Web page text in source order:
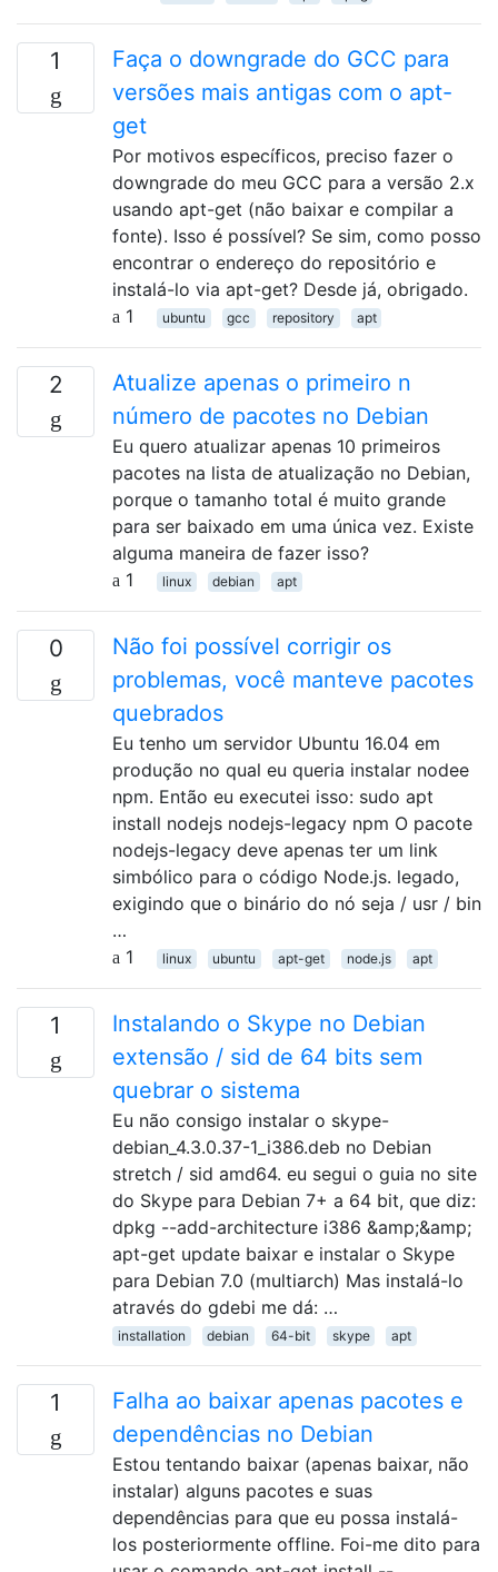
1
Faça o downgrade do GCC para
versões mais antigas com o apt-
get
Por motivos específicos, preciso fazer o
downgrade do meu GCC para a versão 2.x
usando apt-get (não baixar e compilar a
fonte). Isso é possível? Se sim, como posso
encontrar o endereço do repositório e
instalá-lo via apt-get? Desde já, obrigado.
1
ubuntu gcc repository apt
2
Atualize apenas o primeiro n
número de pacotes no Debian
Eu quero atualizar apenas 10 primeiros
pacotes na lista de atualização no Debian,
porque o tamanho total é muito grande
para ser baixado em uma única vez. Existe
alguma maneira de fazer isso?
1
linux debian apt
0
Não foi possível corrigir os
problemas, você manteve pacotes
quebrados
Eu tenho um servidor Ubuntu 16.04 em
produção no qual eu queria instalar nodee
npm. Então eu executei isso: sudo apt
install nodejs nodejs-legacy npm O pacote
nodejs-legacy deve apenas ter um link
simbólico para o código Node.js. legado,
exigindo que o binário do nó seja / usr / bin
…
1
linux ubuntu apt-get node.js apt
1
Instalando o Skype no Debian
extensão / sid de 64 bits sem
quebrar o sistema
Eu não consigo instalar o skype-
debian_4.3.0.37-1_i386.deb no Debian
stretch / sid amd64. eu segui o guia no site
do Skype para Debian 7+ a 64 bit, que diz:
dpkg --add-architecture i386 &amp;&amp;
apt-get update baixar e instalar o Skype
para Debian 7.0 (multiarch) Mas instalá-lo
através do gdebi me dá: …
installation debian 64-bit skype apt
1
Falha ao baixar apenas pacotes e
dependências no Debian
Estou tentando baixar (apenas baixar, não
instalar) alguns pacotes e suas
dependências para que eu possa instalá-
los posteriormente offline. Foi-me dito para